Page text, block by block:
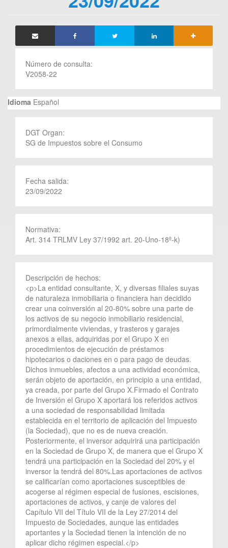
Número de consulta:
V2058-22
Idioma Español
DGT Organ:
SG de Impuestos sobre el Consumo
Fecha salida:
23/09/2022
Normativa:
Art. 314 TRLMV Ley 37/1992 art. 20-Uno-18º-k)
Descripción de hechos:
<p>La entidad consultante, X, y diversas filiales suyas
de naturaleza inmobiliaria o financiera han decidido
crear una coinversión al 20-80% sobre una parte de
los activos de su negocio inmobiliario residencial,
primordialmente viviendas, y trasteros y garajes
anexos a ellas, adquiridas por el Grupo X en
procedimientos de ejecución de préstamos
hipotecarios o daciones en o para pago de deudas.
Dichos inmuebles, afectos a una actividad económica,
serán objeto de aportación, en principio a una entidad,
ya creada, por parte del Grupo X.Firmado el Contrato
de Inversión el Grupo X aportará los referidos activos
a una sociedad de responsabilidad limitada
establecida en el territorio de aplicación del Impuesto
(la Sociedad), que no es de nueva creación.
Posteriormente, el inversor adquirirá una participación
en la Sociedad de Grupo X, de manera que el Grupo X
tendrá una participación en la Sociedad del 20% y el
inversor la tendrá del 80%.Las aportaciones de activos
se calificarían como aportaciones susceptibles de
acogerse al régimen especial de fusiones, escisiones,
aportaciones de activos, y canje de valores del
Capítulo VII del Título VII de la Ley 27/2014 del
Impuesto de Sociedades, aunque las entidades
aportantes y la Sociedad tienen la intención de no
aplicar dicho régimen especial.</p>